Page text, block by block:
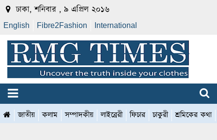
ঢাকা, শনিবার , ৯ এপ্রিল ২০১৬
English Fibre2Fashion International
জাতীয় কলাম সম্পাদকীয় লাইব্রেরী ফিচার চাকুরী শ্রমিকের কথা